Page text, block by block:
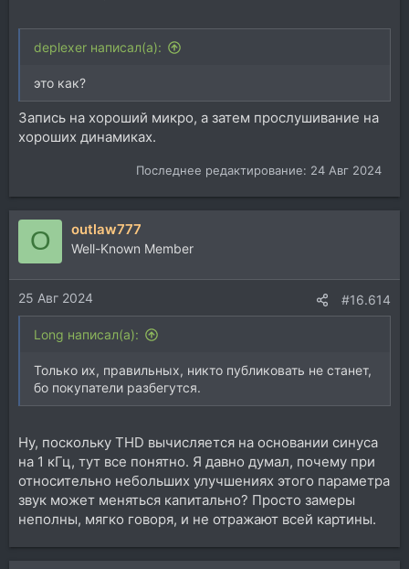
deplexer написал(а):
это как?
Запись на хороший микро, а затем прослушивание на
хороших динамиках.
Последнее редактирование: 24 Авг 2024
O outlaw777
Well-Known Member
25 Авг 2024 #16.614
Long написал(а):
Только их, правильных, никто публиковать не станет,
бо покупатели разбегутся.
Ну, поскольку THD вычисляется на основании синуса
на 1 кГц, тут все понятно. Я давно думал, почему при
относительно небольших улучшениях этого параметра
звук может меняться капитально? Просто замеры
неполны, мягко говоря, и не отражают всей картины.